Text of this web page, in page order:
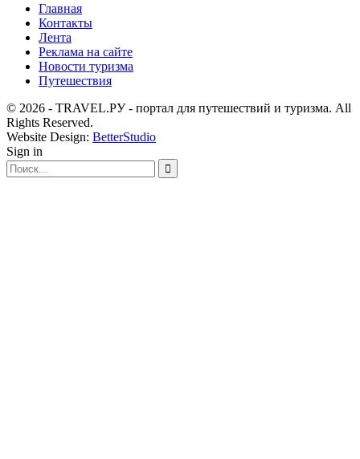
Главная
Контакты
Лента
Реклама на сайте
Новости туризма
Путешествия
© 2026 - TRAVEL.РУ - портал для путешествий и туризма. All
Rights Reserved.
Website Design: BetterStudio
Sign in